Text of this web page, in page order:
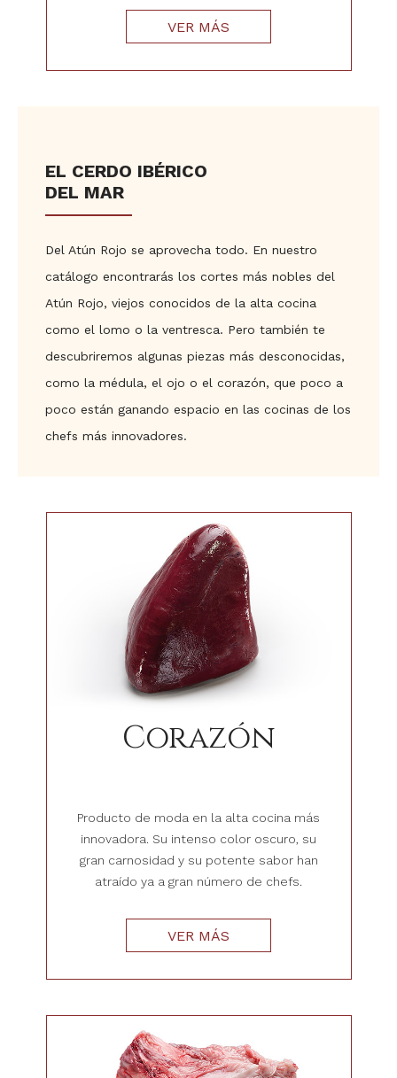
VER MÁS
EL CERDO IBÉRICO
DEL MAR
Del Atún Rojo se aprovecha todo. En nuestro
catálogo encontrarás los cortes más nobles del
Atún Rojo, viejos conocidos de la alta cocina
como el lomo o la ventresca. Pero también te
descubriremos algunas piezas más desconocidas,
como la médula, el ojo o el corazón, que poco a
poco están ganando espacio en las cocinas de los
chefs más innovadores.
Corazón
Producto de moda en la alta cocina más
innovadora. Su intenso color oscuro, su
gran carnosidad y su potente sabor han
atraído ya a gran número de chefs.
VER MÁS